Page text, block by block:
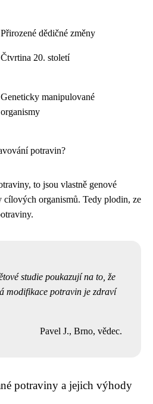
Přirozené dědičné změny
Čtvrtina 20. století
Geneticky manipulované
organismy
potravin?
to jsou vlastně genové
cílových organismů. Tedy plodin, ze
studie poukazují na to, že
modifikace potravin je zdraví
Pavel J., Brno, vědec.
potraviny a jejich výhody